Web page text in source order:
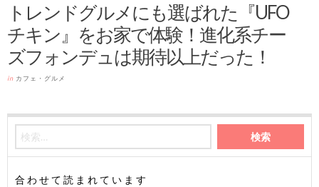
トレンドグルメにも選ばれた『UFO
チキン』をお家で体験！進化系チー
ズフォンデュは期待以上だった！
in カフェ・グルメ
合わせて読まれています